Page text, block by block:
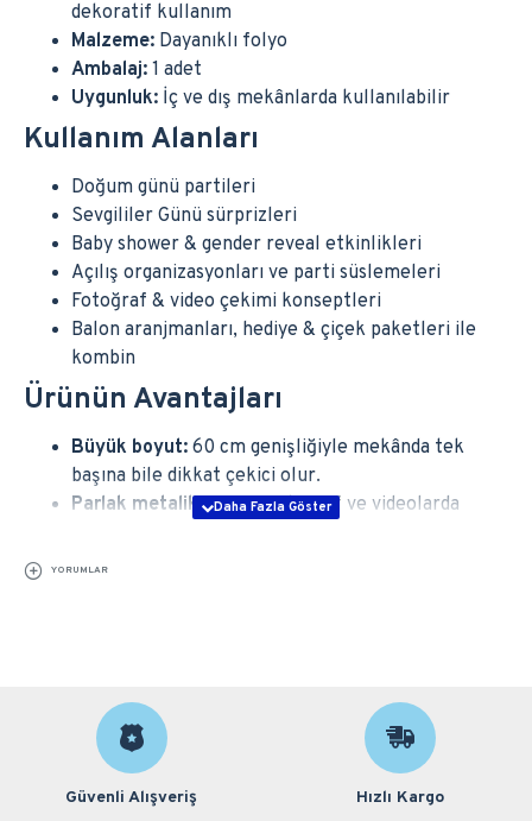
dekoratif kullanım
Malzeme: Dayanıklı folyo
Ambalaj: 1 adet
Uygunluk: İç ve dış mekânlarda kullanılabilir
Kullanım Alanları
Doğum günü partileri
Sevgililer Günü sürprizleri
Baby shower & gender reveal etkinlikleri
Açılış organizasyonları ve parti süslemeleri
Fotoğraf & video çekimi konseptleri
Balon aranjmanları, hediye & çiçek paketleri ile
kombin
Ürünün Avantajları
Büyük boyut: 60 cm genişliğiyle mekânda tek
başına bile dikkat çekici olur.
Parlak metalik yüzey:Fotoğraf ve videolarda
Helyum uyumlu:
Kullanım Önerileri
Helyum ile şişirildiğinde 18–24 saat arası uçuş
sağlar; parti süresince havada kalır.
YORUMLAR
Güvenli Alışveriş Hızlı Kargo